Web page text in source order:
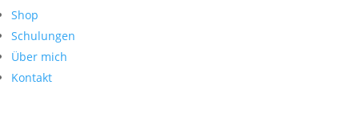
Shop
Schulungen
Über mich
Kontakt
nach:
Archive
Kontakt
Impressum
Datenschutz